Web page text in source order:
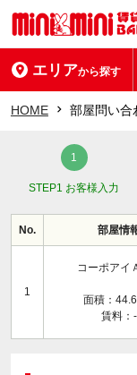
エリアから探す
HOME 部屋問い合
STEP1 お客様入力
No. 部屋情
1
コーポアイ
面積：
賃料：-